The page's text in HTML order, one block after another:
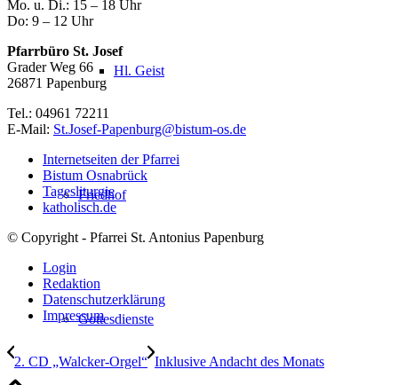
Hl. Geist
Friedhof
Gottesdienste
Mo. u. Di.: 15 – 18 Uhr
Do: 9 – 12 Uhr
Pfarrbüro St. Josef
Grader Weg 66
26871 Papenburg
Tel.: 04961 72211
E-Mail: St.Josef-Papenburg@bistum-os.de
Internetseiten der Pfarrei
Bistum Osnabrück
Tagesliturgie
katholisch.de
© Copyright - Pfarrei St. Antonius Papenburg
Login
Redaktion
Datenschutzerklärung
Impressum
2. CD „Walcker-Orgel“ Inklusive Andacht des Monats